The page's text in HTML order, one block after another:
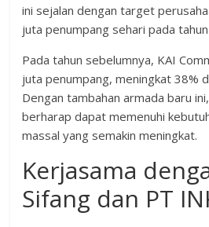
ini sejalan dengan target
juta penumpang sehari pada
Pada tahun sebelumnya, KAI
juta penumpang, meningkat 38%
Dengan tambahan armada baru
berharap dapat memenuhi
massal yang semakin meningkat.
Kerjasama
Sifang dan PT